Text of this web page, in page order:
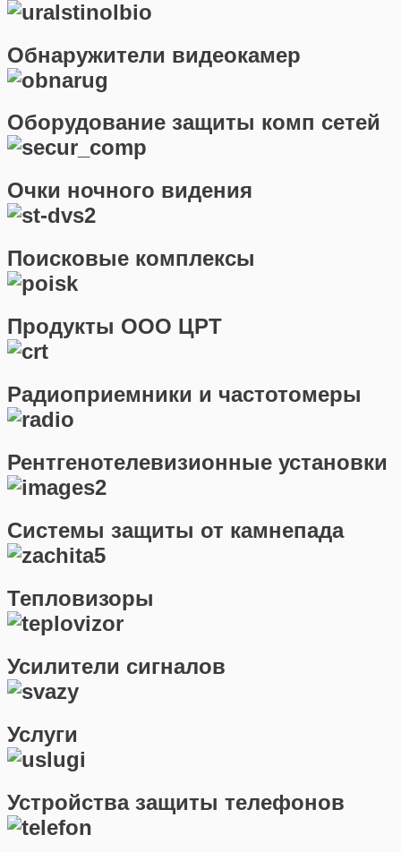
Обнаружители видеокамер
Оборудование защиты комп сетей
Очки ночного видения
Поисковые комплексы
Продукты ООО ЦРТ
Радиоприемники и частотомеры
Рентгенотелевизионные установки
Системы защиты от камнепада
Тепловизоры
Усилители сигналов
Услуги
Устройства защиты телефонов